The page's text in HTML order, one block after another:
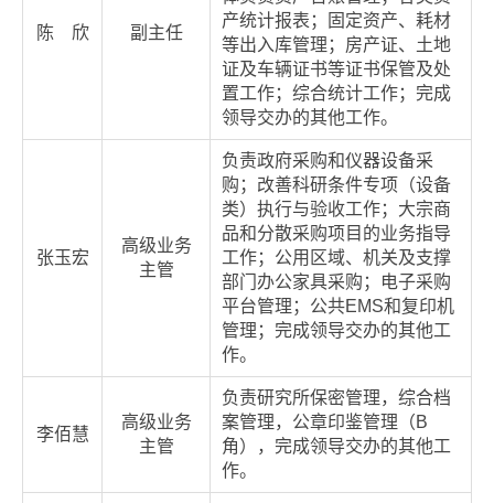
陈 欣 副主任
产统计报表；固定资产、耗材
等出入库管理；房产证、土地
证及车辆证书等证书保管及处
置工作；综合统计工作；完成
领导交办的其他工作。
张玉宏
高级业务
主管
负责政府采购和仪器设备采
购；改善科研条件专项（设备
类）执行与验收工作；大宗商
品和分散采购项目的业务指导
工作；公用区域、机关及支撑
部门办公家具采购；电子采购
平台管理；公共EMS和复印机
管理；完成领导交办的其他工
作。
李佰慧
高级业务
主管
负责研究所保密管理，综合档
案管理，公章印鉴管理（B
角），完成领导交办的其他工
作。